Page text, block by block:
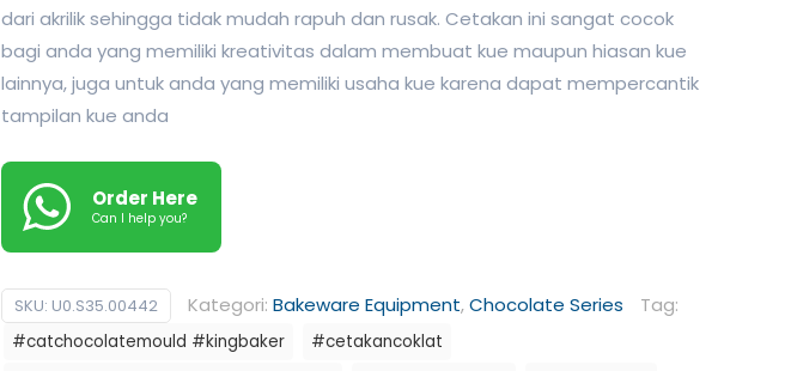
dari akrilik sehingga tidak mudah rapuh dan rusak. Cetakan ini sangat cocok
bagi anda yang memiliki kreativitas dalam membuat kue maupun hiasan kue
lainnya, juga untuk anda yang memiliki usaha kue karena dapat mempercantik
tampilan kue anda
Order Here
Can I help you?
SKU: U0.S35.00442 Kategori: Bakeware Equipment,Chocolate Series Tag:
#catchocolatemould #kingbaker
#cetakancoklat